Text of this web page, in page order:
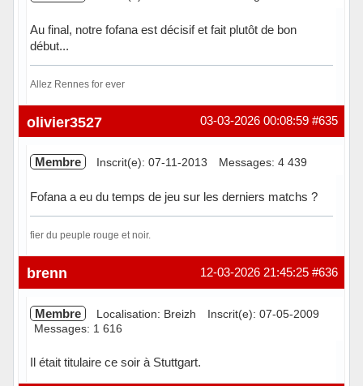
Au final, notre fofana est décisif et fait plutôt de bon
début...
Allez Rennes for ever
Hors ligne #635
03-03-2026 00:08:59
olivier3527
Membre Inscrit(e): 07-11-2013 Messages: 4 439
Fofana a eu du temps de jeu sur les derniers matchs ?
fier du peuple rouge et noir.
Hors ligne #636
12-03-2026 21:45:25
brenn
Membre Localisation: Breizh
Inscrit(e): 07-05-2009
Messages: 1 616
Il était titulaire ce soir à Stuttgart.